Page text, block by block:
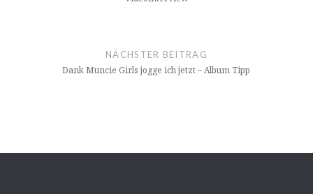
NÄCHSTER BEITRAG
Dank Muncie Girls jogge ich jetzt – Album Tipp